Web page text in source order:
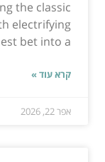
the classic
electrifying
bet into a...
קרא עוד »
אפר 22, 2026